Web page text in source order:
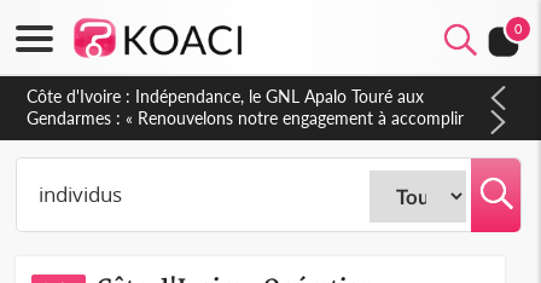
0
Sierra Leone : Un projet de réforme constitutionnelle en
gestation, points clés des amendements, un exclu d'avance